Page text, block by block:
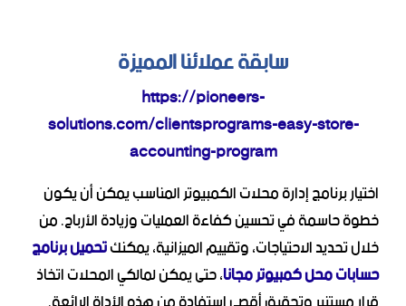
سابقة عملائنا المميزة
https://pioneers-
solutions.com/clientsprograms-easy-store-
accounting-program
اختيار برنامج إدارة محلات الكمبيوتر المناسب يمكن أن يكون
خطوة حاسمة في تحسين كفاءة العمليات وزيادة الأرباح. من
خلال تحديد الاحتياجات، وتقييم الميزانية، يمكنكتحميل برنامج
حسابات محل كمبيوتر مجانا، حتى يمكن لمالكي المحلات اتخاذ